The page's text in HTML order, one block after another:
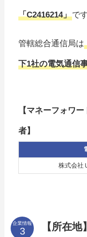
「C2416214」で
管轄総合通信局は
下1社の電気通信
【マネーフォワ
者】
株式会社
企業情報
【所在